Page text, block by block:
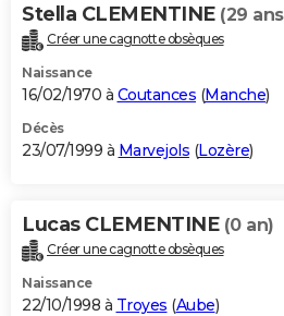
Stella CLEMENTINE (29
Créer une cagnotte obsèques
Naissance
16/02/1970 à Coutances (Manche)
Décès
23/07/1999 à Marvejols (Lozère)
Lucas CLEMENTINE (0 an)
Créer une cagnotte obsèques
Naissance
22/10/1998 à Troyes (Aube)